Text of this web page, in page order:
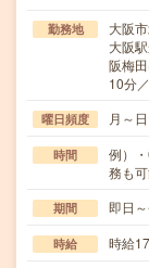
勤務地
大阪
大阪
阪梅
10分
曜日頻度 月～
時間
例）
務も
期間 即日
時給 時給